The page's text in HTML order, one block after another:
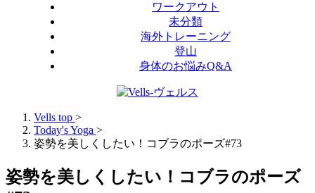
ワークアウト
未分類
海外トレーニング
登山
身体のお悩みQ&A
Vells top >
Today's Yoga >
姿勢を美しくしたい！コブラのポーズ#73
姿勢を美しくしたい！コブラのポーズ